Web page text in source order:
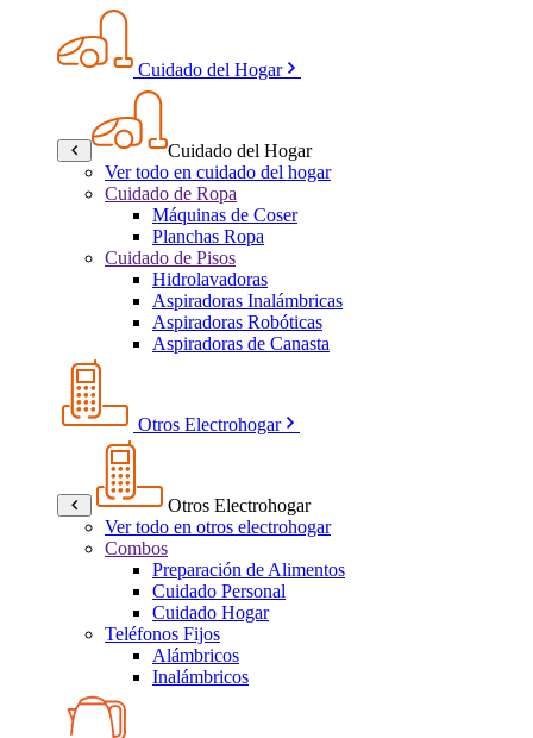
Cuidado del Hogar
Cuidado del Hogar
Ver todo en cuidado del hogar
Cuidado de Ropa
Máquinas de Coser
Planchas Ropa
Cuidado de Pisos
Hidrolavadoras
Aspiradoras Inalámbricas
Aspiradoras Robóticas
Aspiradoras de Canasta
Otros Electrohogar
Otros Electrohogar
Ver todo en otros electrohogar
Combos
Preparación de Alimentos
Cuidado Personal
Cuidado Hogar
Teléfonos Fijos
Alámbricos
Inalámbricos